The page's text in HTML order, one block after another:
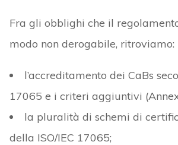
Fra gli obblighi che il
modo non derogabile, ritroviamo:
l’accreditamento dei CaBs
17065 e i criteri aggiuntivi
la pluralità di schemi di
della ISO/IEC 17065;